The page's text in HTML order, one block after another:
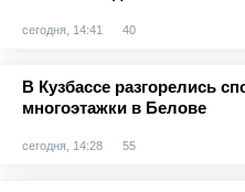
сегодня, 14:41 40
В Кузбассе разгорелись
многоэтажки в Белове
сегодня, 14:28 55